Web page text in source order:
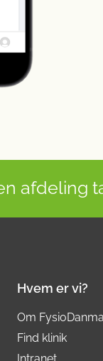
afdeling
Hvem er vi?
Om
Find klinik